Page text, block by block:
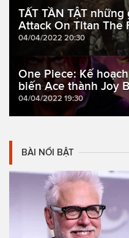
TẤT TẦN TẬT
Attack On Titan The
04/04/2022 20:30
One Piece: Kế
biến Ace thành Joy
04/04/2022 19:30
BÀI NỔI BẬT